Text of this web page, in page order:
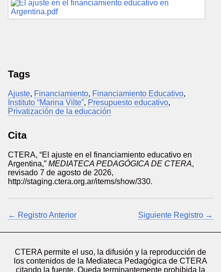
Tags
Ajuste, Financiamiento, Financiamiento Educativo,
Instituto “Marina Vilte”, Presupuesto educativo,
Privatización de la educación
Cita
CTERA, “El ajuste en el financiamiento educativo en
Argentina,” MEDIATECA PEDAGÓGICA DE CTERA,
revisado 7 de agosto de 2026,
http://staging.ctera.org.ar/items/show/330.
← Registro Anterior Siguiente Registro →
CTERA permite el uso, la difusión y la reproducción de
los contenidos de la Mediateca Pedagógica de CTERA
citando la fuente. Queda terminantemente prohibida la